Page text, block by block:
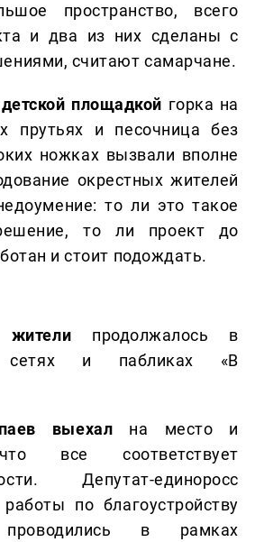
пространство, всего
и два из них сделаны с
считают самарчане.
площадкой горка на
прутьях и песочница без
ножках вызвали вполне
окрестных жителей
то ли это такое
то ли проект до
и стоит подождать.
жители продолжалось в
сетях и пабликах «В
выехал на место и
все соответствует
Депутат-единоросс
по благоустройству
проводились в рамках